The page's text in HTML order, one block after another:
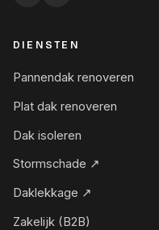
DIENSTEN
Pannendak renoveren
Plat dak renoveren
Dak isoleren
Stormschade ↗
Daklekkage ↗
Zakelijk (B2B)